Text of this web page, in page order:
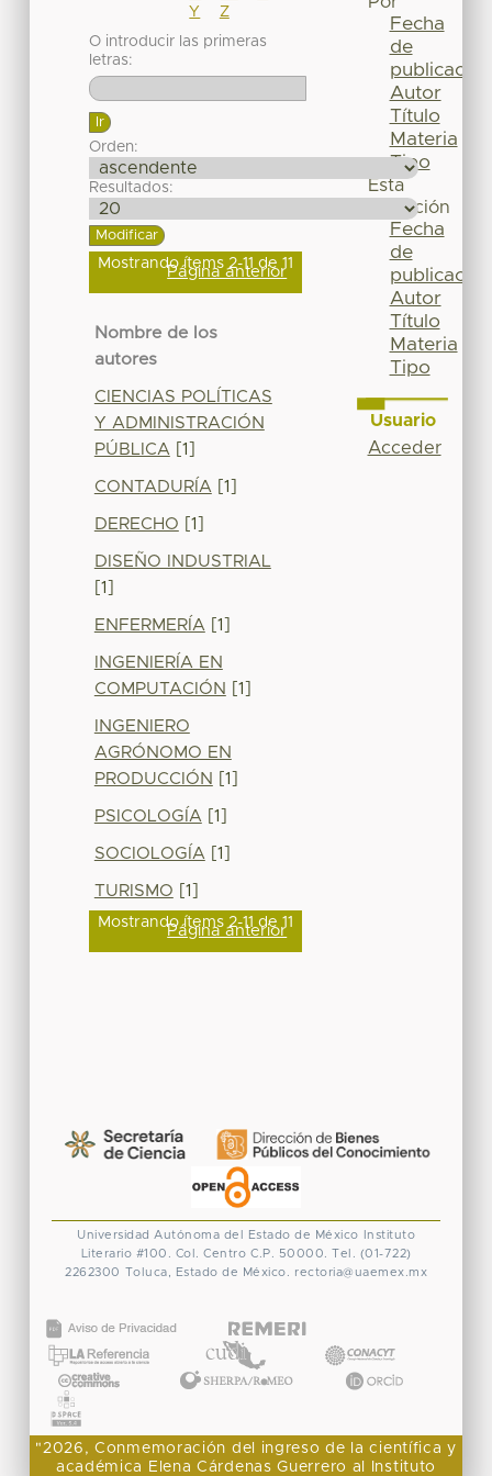
Y
Z
O introducir las primeras
letras:
Orden:
Resultados:
Mostrando ítems 2-11 de 11
Página anterior
Nombre de los
autores
CIENCIAS POLÍTICAS
Y ADMINISTRACIÓN
PÚBLICA [1]
CONTADURÍA [1]
DERECHO [1]
DISEÑO INDUSTRIAL
[1]
ENFERMERÍA [1]
INGENIERÍA EN
COMPUTACIÓN
[1]
INGENIERO
AGRÓNOMO EN
PRODUCCIÓN
[1]
PSICOLOGÍA [1]
SOCIOLOGÍA [1]
TURISMO [1]
Mostrando ítems 2-11 de 11
Página anterior
Fecha
de
publicación
Autor
Título
Materia
Tipo
Esta
colección
Fecha
de
publicación
Autor
Título
Materia
Tipo
Usuario
Acceder
Universidad Autónoma del Estado de México
Instituto
Literario #100. Col. Centro C.P. 50000. Tel. (01-722)
2262300 Toluca, Estado de México. rectoria@uaemex.mx
"2026, Conmemoración del ingreso de la científica y
académica Elena Cárdenas Guerrero al Instituto